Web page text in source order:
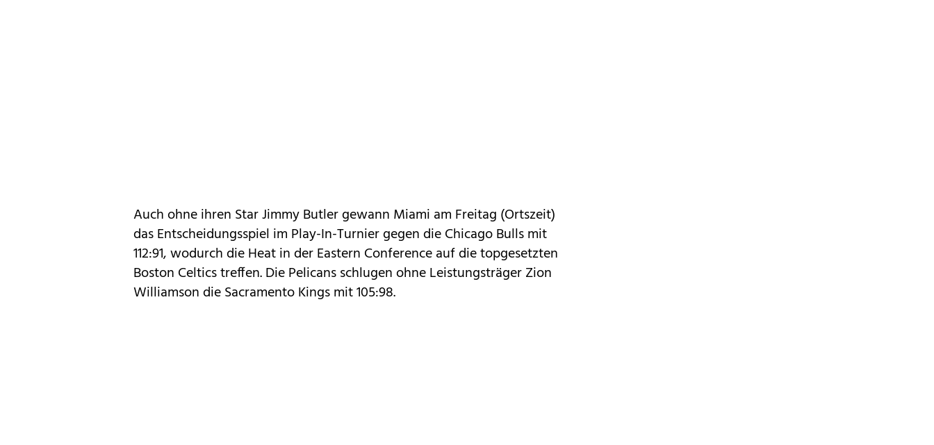
Auch ohne ihren Star Jimmy Butler gewann Miami am Freitag (Ortszeit)
das Entscheidungsspiel im Play-In-Turnier gegen die Chicago Bulls mit
112:91, wodurch die Heat in der Eastern Conference auf die topgesetzten
Boston Celtics treffen. Die Pelicans schlugen ohne Leistungsträger Zion
Williamson die Sacramento Kings mit 105:98.